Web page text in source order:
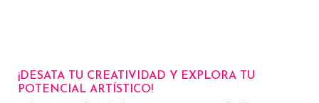
¡DESATA TU CREATIVIDAD Y EXPLORA TU
POTENCIAL ARTÍSTICO!